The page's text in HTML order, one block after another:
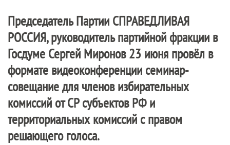
Председатель Партии СПРАВЕДЛИВАЯ
РОССИЯ, руководитель партийной фракции в
Госдуме Сергей Миронов 23 июня провёл в
формате видеоконференции семинар-
совещание для членов избирательных
комиссий от СР субъектов РФ и
территориальных комиссий с правом
решающего голоса.